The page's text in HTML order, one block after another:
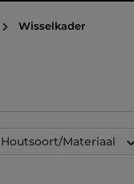
Wisselkader
Houtsoort/Materiaal